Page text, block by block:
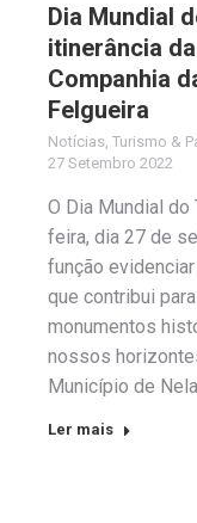
Dia Mundial
itinerância
Companhia
Felgueira
Notícias Turismo &
27 Setembro 2022
O Dia Mundial
feira, dia 27 de
função
que contribui
monumentos
nossos
Município de
Ler mais